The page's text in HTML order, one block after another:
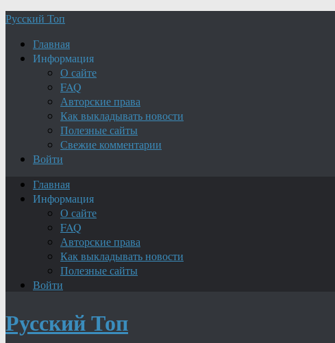
Русский Топ
Главная
Информация
О сайте
FAQ
Авторские права
Как выкладывать новости
Полезные сайты
Свежие комментарии
Войти
Главная
Информация
О сайте
FAQ
Авторские права
Как выкладывать новости
Полезные сайты
Войти
Русский Топ